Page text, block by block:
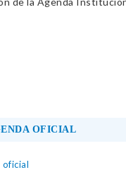
OFICIAL
oficial